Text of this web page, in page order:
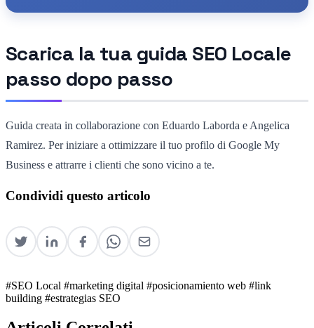
Scarica la tua guida SEO Locale
passo dopo passo
Guida creata in collaborazione con Eduardo Laborda e Angelica
Ramirez. Per iniziare a ottimizzare il tuo profilo di Google My
Business e attrarre i clienti che sono vicino a te.
Condividi questo articolo
#SEO Local #marketing digital #posicionamiento web #link
building #estrategias SEO